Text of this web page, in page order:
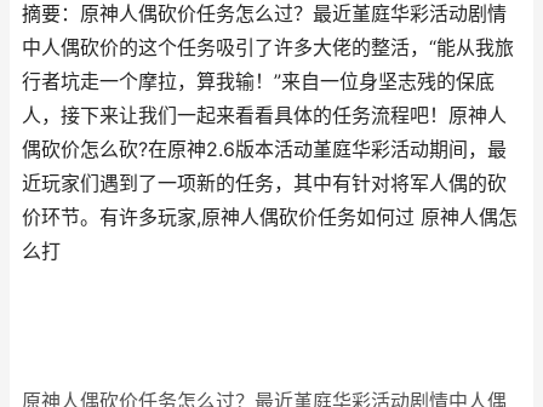
摘要：原神人偶砍价任务怎么过？最近堇庭华彩活动剧情
中人偶砍价的这个任务吸引了许多大佬的整活，“能从我旅
行者坑走一个摩拉，算我输！”来自一位身坚志残的保底
人，接下来让我们一起来看看具体的任务流程吧！原神人
偶砍价怎么砍?在原神2.6版本活动堇庭华彩活动期间，最
近玩家们遇到了一项新的任务，其中有针对将军人偶的砍
价环节。有许多玩家,原神人偶砍价任务如何过 原神人偶怎
么打
原神人偶砍价任务怎么过？最近堇庭华彩活动剧情中人偶